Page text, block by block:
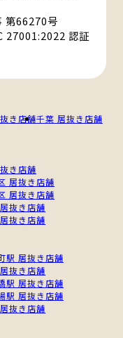
第66270号
27001:2022 認証
き店舗千葉 居抜き店舗
き店舗
居抜き店舗
居抜き店舗
抜き店舗
抜き店舗
駅 居抜き店舗
抜き店舗
駅 居抜き店舗
駅 居抜き店舗
抜き店舗